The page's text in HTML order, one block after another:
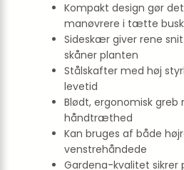
Kompakt design gør
manøvrere i tætte
Sideskær giver rene
skåner planten
Stålskafter med høj
levetid
Blødt, ergonomisk greb
håndtræthed
Kan bruges af både
venstrehåndede
Gardena-kvalitet sikrer